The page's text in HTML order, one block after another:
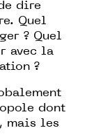
dire
Quel
? Quel
avec la
?
dont
mais les